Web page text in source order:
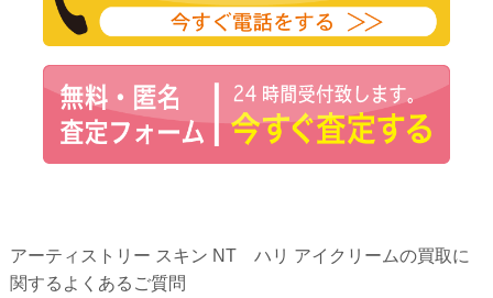
アーティストリー スキン NT ハリ アイクリームの買取に
関するよくあるご質問